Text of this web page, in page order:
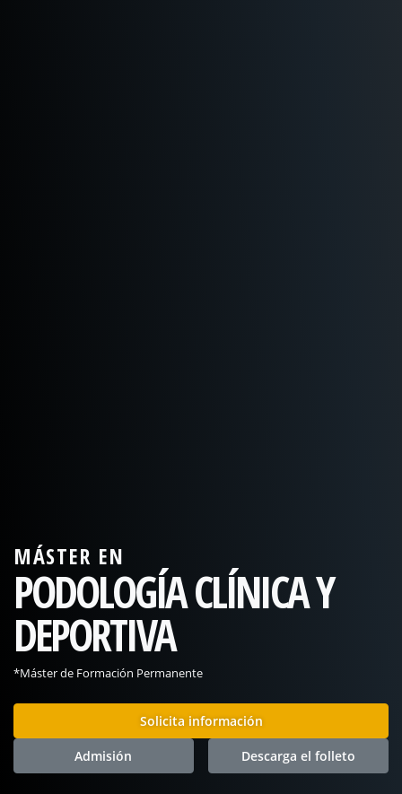
MÁSTER EN
PODOLOGÍA CLÍNICA Y
DEPORTIVA
*Máster de Formación Permanente
Solicita información
Admisión Descarga el folleto